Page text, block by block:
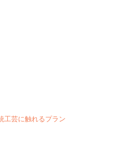
工芸に触れるプラン